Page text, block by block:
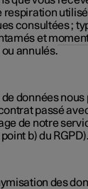
respiration
consultées ;
et
annulés.
données nous
passé
de notre
b) du RGPD).
des